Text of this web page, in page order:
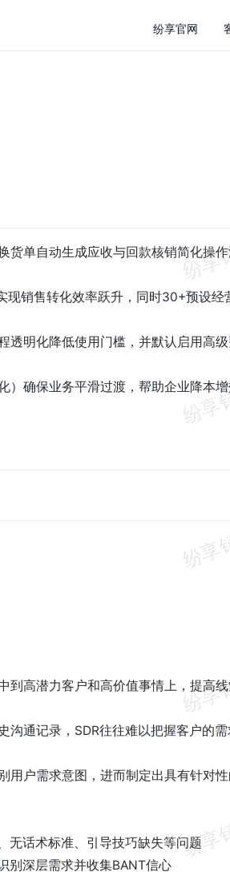
纷享官网
货单自动生成应收与回款核销简化操
现销售转化效率跃升，同时30+预设经
透明化降低使用门槛，并默认启用高
）确保业务平滑过渡，帮助企业降本
到高潜力客户和高价值事情上，提高线
通记录，SDR往往难以把握客户的
用户需求意图，进而制定出具有针对
无话术标准、引导技巧缺失等问题
别深层需求并收集BANT信心